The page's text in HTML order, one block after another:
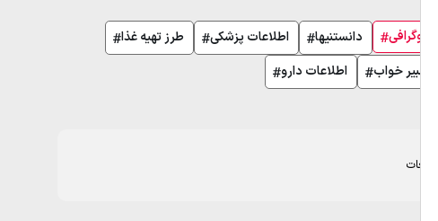
بیوگرافی دانستنیها اطلاعات پزشکی
طرز تهیه غذا
تعبیر خواب
اطلاعات دارو
تبلیغات